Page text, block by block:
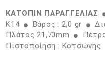
ΚΑΤΟΠΙΝ ΠΑΡΑΓΓΕΛΙΑΣ
K14
Βάρος : 2,0 gr
Πλάτος 21,70mm
Πιστοποίηση : Κοτσώνης